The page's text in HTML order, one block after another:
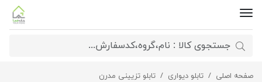
صفحه اصلی تابلو دیواری تابلو تزیینی مدرن تابلو دیجیتال آرت 2861.7